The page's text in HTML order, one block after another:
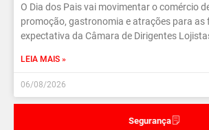
Segurança
O Dia dos Pais vai movimentar o comércio
promoção, gastronomia e atrações para as
expectativa da Câmara de Dirigentes
LEIA MAIS »
06/08/2026